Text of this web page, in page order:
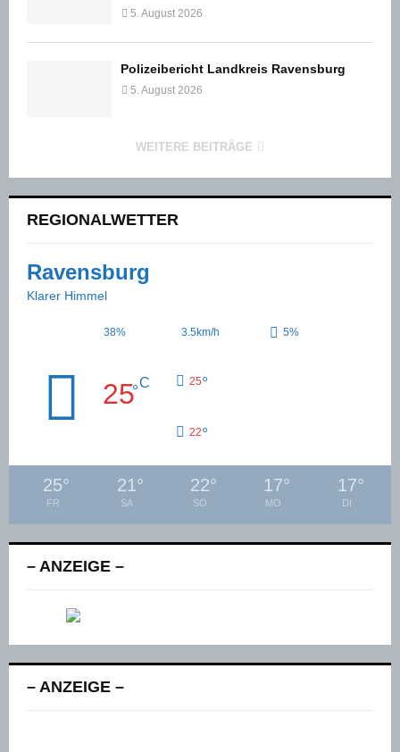
5. August 2026
Polizeibericht Landkreis Ravensburg
5. August 2026
WEITERE BEITRÄGE
REGIONALWETTER
Ravensburg
Klarer Himmel
38% 3.5km/h 5%
25°C 25°
22°
25°
FR
21°
SA
22°
SO
17°
MO
17°
DI
– ANZEIGE –
– ANZEIGE –